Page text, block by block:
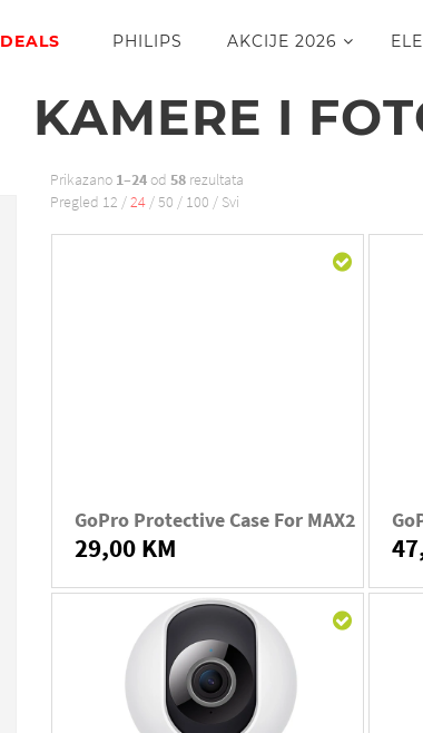
DEALS PHILIPS AKCIJE 2026
KAMERE I
Prikazano 1–24 od 58 rezultata
Pregled 12 /24 /50 / 100 / Svi
GoPro Protective Case For MAX2
29,00 KM